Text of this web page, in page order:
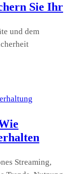
Sie Ihr
und dem
Streaming,